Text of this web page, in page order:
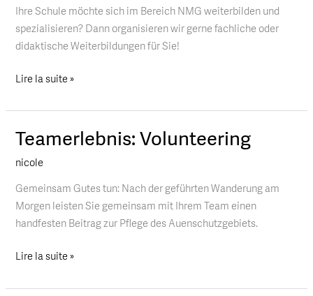
Ihre Schule möchte sich im Bereich NMG weiterbilden und
spezialisieren? Dann organisieren wir gerne fachliche oder
didaktische Weiterbildungen für Sie!
Lire la suite »
Teamerlebnis: Volunteering
nicole
Gemeinsam Gutes tun: Nach der geführten Wanderung am
Morgen leisten Sie gemeinsam mit Ihrem Team einen
handfesten Beitrag zur Pflege des Auenschutzgebiets.
Teamerlebnis:
Lire la suite »